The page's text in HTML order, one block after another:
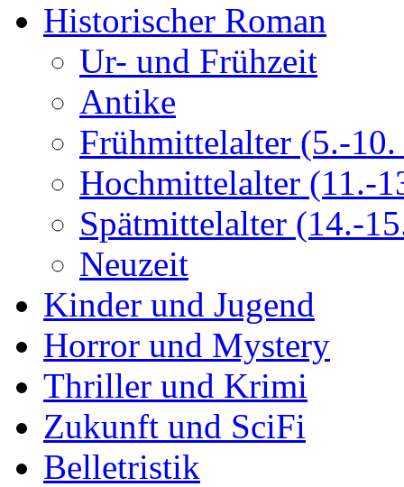
Historischer Roman
Ur- und Frühzeit
Antike
Frühmittelalter (5.-10.
Hochmittelalter (11.-
Spätmittelalter (14.-
Neuzeit
Kinder und Jugend
Horror und Mystery
Thriller und Krimi
Zukunft und SciFi
Belletristik